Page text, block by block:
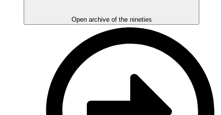
Open archive of the nineties